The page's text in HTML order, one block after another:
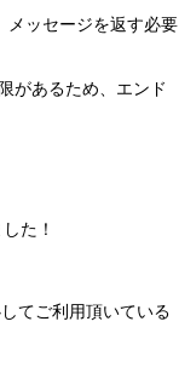
メッセージを返す必要
があるため、エンド
た！
てご利用頂いている